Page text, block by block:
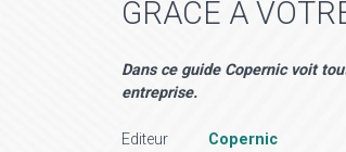
GRÂCE À
Dans ce guide Copernic voit
entreprise.
Editeur Copernic